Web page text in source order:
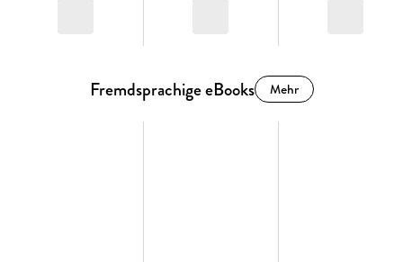
Fremdsprachige eBooks Mehr